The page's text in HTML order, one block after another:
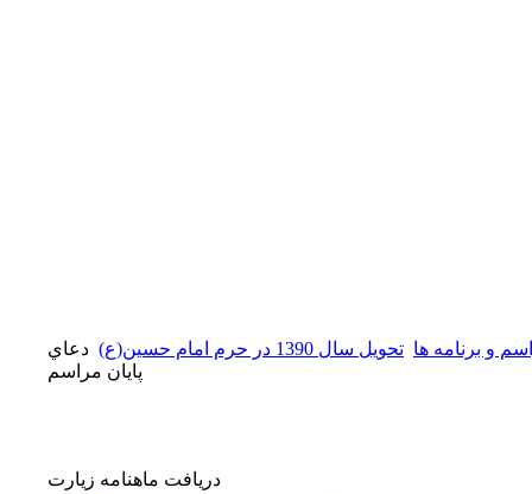
و برنامه ها تحويل سال 1390 در حرم امام حسين(ع)
دعاي
پايان مراسم
دریافت ماهنامه زیارت